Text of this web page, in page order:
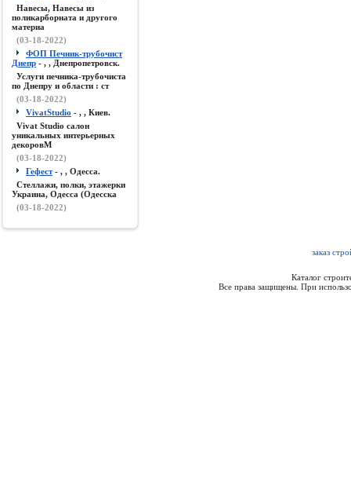
Навесы, Навесы из
поликарборната и другого
материа
(03-18-2022)
ФОП Печник-трубочист
Днепр - , , Днепропетровск.
Услуги печника-трубочиста
по Днепру и области : ст
(03-18-2022)
VivatStudio - , , Киев.
Vivat Studio салон
уникальных интерьерных
декоровМ
(03-18-2022)
Гефест- , , Одесса.
Стеллажи, полки, этажерки
Украина, Одесса (Одесска
(03-18-2022)
заказ
Каталог
Все права защищены. При